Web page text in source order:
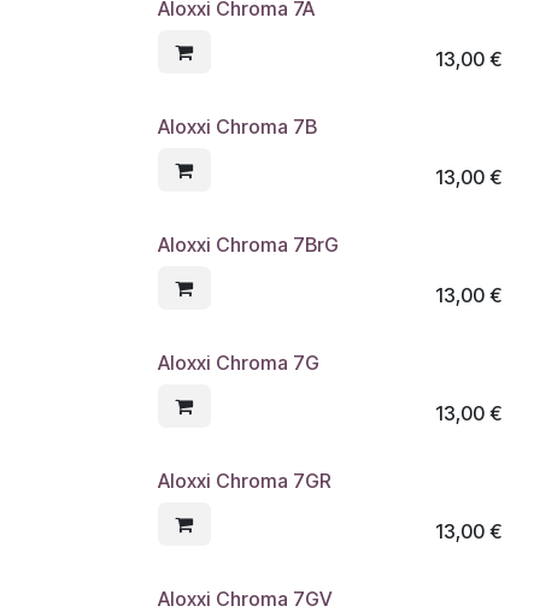
Aloxxi Chroma 7A
13,00€
Aloxxi Chroma 7B
13,00€
Aloxxi Chroma 7BrG
13,00€
Aloxxi Chroma 7G
13,00€
Aloxxi Chroma 7GR
13,00€
Aloxxi Chroma 7GV